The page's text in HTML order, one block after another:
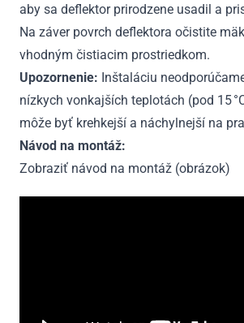
aby sa deflektor prirodzene usadil a
Na záver povrch deflektora očistite
vhodným čistiacim prostriedkom.
Upozornenie: Inštaláciu
nízkych vonkajších teplotách (pod 15
môže byť krehkejší a náchylnejší na
Návod na montáž:
Zobraziť návod na montáž (obrázok)